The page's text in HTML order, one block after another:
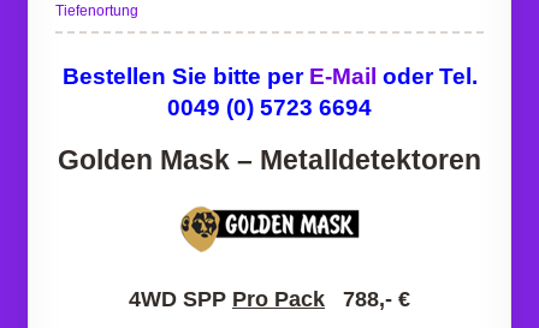
Tiefenortung
Bestellen Sie bitte per E-Mail oder Tel.
0049 (0) 5723 6694
Golden Mask – Metalldetektoren
4WD SPP Pro Pack 788,- €